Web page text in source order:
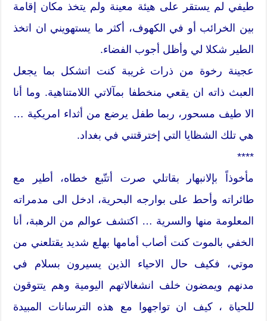
طيفي لم يستقر على هيئة معينة ولم يتخذ مكان إقامة
بين الخرائب أو في الكهوف، أكثر ما يستهويني ان اتخذ
الطير شكلا لي وأظل أجوب الفضاء.
عجينة رخوة من ذرات غريبة كنت اتشكل بما يجعل
العبث ذاته ان يقعي منخطفا بمآلاتي اللامتناهية. وما أنا
الا طيف مسحور، ربما طفل يرضع من أثداء امريكية …
هي تلك الشظايا التي إخترقتني في بغداد.
****
مأخوذاً بإلانبهار بقاتلي صرت أتتّبع خطاه، أطير مع
طائراته وأحط على بوارجه البحرية، ادخل الى مدمراته
المعلومة منها والسرية … اكتشف عوالم من الرهبة، أنا
الخفي بالموت كنت أصاب أمامها بهلع شديد يقتلعني من
موتي، فكيف حال الاحياء الذين يسيرون بسلام في
مدنهم ويمضون خلف انشغالاتهم اليومية وهم يتتوقون
للحياة ، كيف ان تواجهوا مع هذه الترسانات المبيدة